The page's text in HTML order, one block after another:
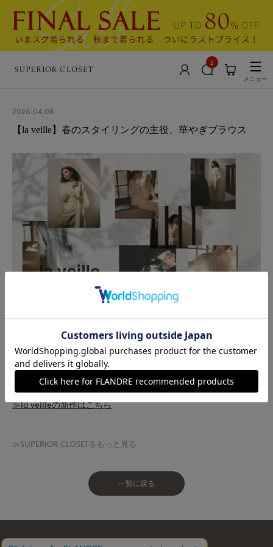
2
メニュー
2026.04.08
【la veille】春のスタイリングの主役、華やぎブラウス
≫特集ページはこちら
≫la veilleの新作はこちら
≫SUPERIOR CLOSETをもっと見る
一覧に戻る